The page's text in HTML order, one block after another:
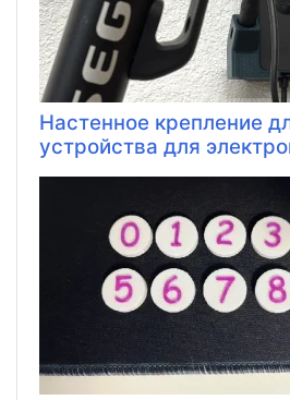
Настенное крепление
устройства для